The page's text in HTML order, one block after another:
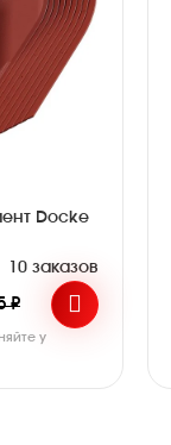
Docke
10 заказов
₽
у